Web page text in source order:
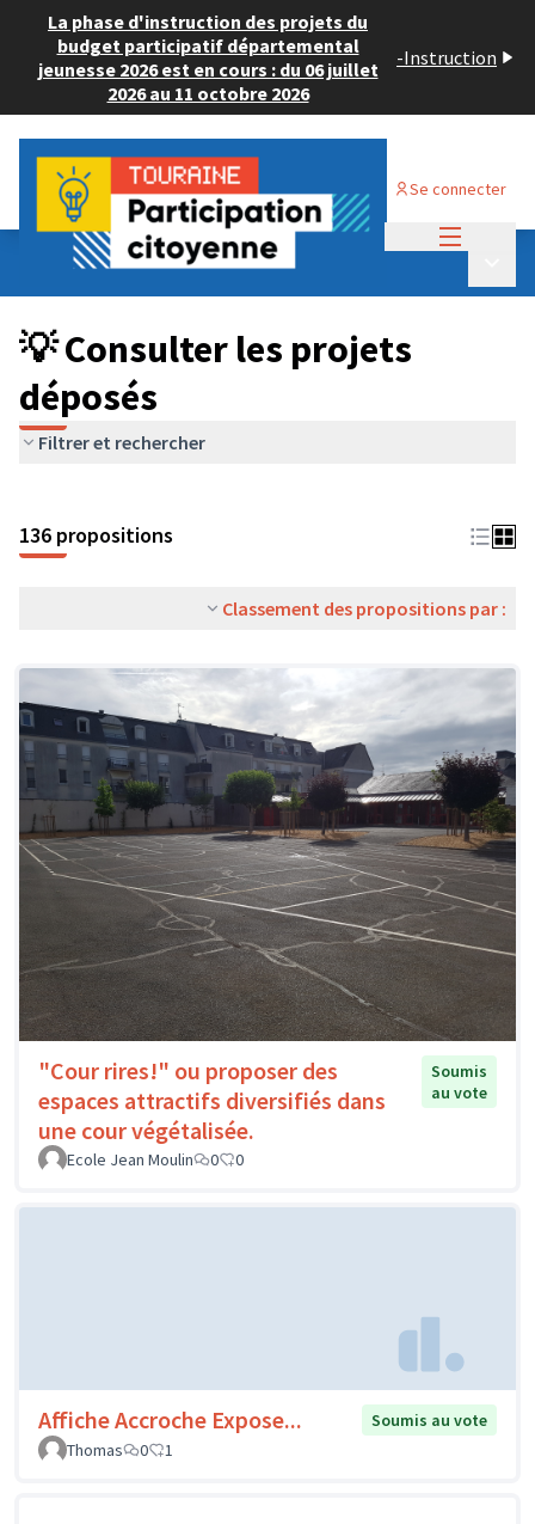
La phase d'instruction des projets du
budget participatif départemental
jeunesse 2026 est en cours : du 06 juillet
2026 au 11 octobre 2026
-Instruction
Se connecter
Budget Participatif JEUNESSE 2024
💡 Consulter les projets déposés
💡 Consulter les projets
déposés
Filtrer et rechercher
136 propositions
Classement des propositions par :
"Cour rires!" ou proposer des
espaces attractifs diversifiés dans
une cour végétalisée.
Soumis
au vote
Ecole Jean Moulin 0 0
Affiche Accroche Expose...
Soumis au vote
Thomas
0 1